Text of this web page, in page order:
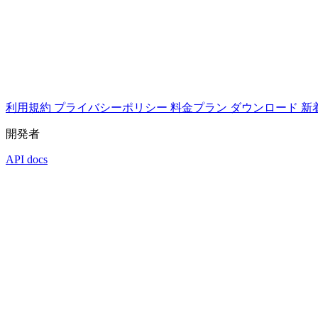
利用規約 プライバシーポリシー 料金プラン ダウンロード 新
開発者
API docs